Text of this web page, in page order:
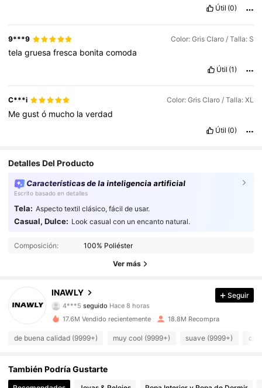
Útil (0)
9***9 Color: Gris Claro / Talla: S
telagruesafresca bonitacomoda
Útil (1)
C***i Color: Gris Claro / Talla: XL
Megustó mucho laverdad
Útil (0)
Detalles Del Producto
Características de la inteligencia artificial
Escrito basado en detalles
Tela: Aspecto textil clásico, fácil de usar.
Casual, Dulce: Look casual con un encanto natural.
Composición: 100% Poliéster
Ver más
INAWLY
4.87 1.1M Seguidores
4.87
1.1M Seguidores
4.87 1.1M Seguidores
Seguir
17.6M Vendido recientemente 18.8M Recompra
de buena calidad (9999+) muy cool (9999+) suave (9999+)
También Podría Gustarte